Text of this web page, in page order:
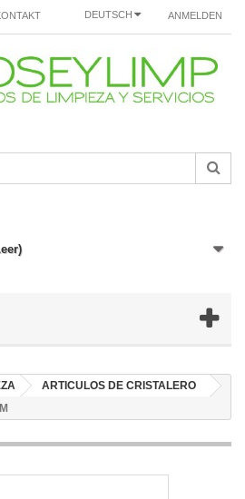
ANMELDEN
DEUTSCH
ARTICULOS DE CRISTALERO